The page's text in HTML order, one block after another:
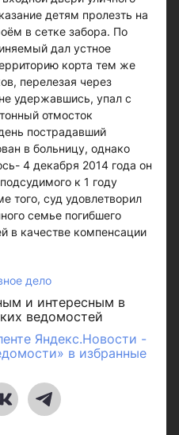
детям пролезть на
в сетке забора. По
дал устное
корта тем же
перелезая через
удержавшись, упал с
отмосток
пострадавший
в больницу, однако
4 декабря 2014 года он
к 1 году
того, суд удовлетворил
семье погибшего
в качестве компенсации
дело
и интересным в
ведомостей
Яндекс.Новости -
в избранные